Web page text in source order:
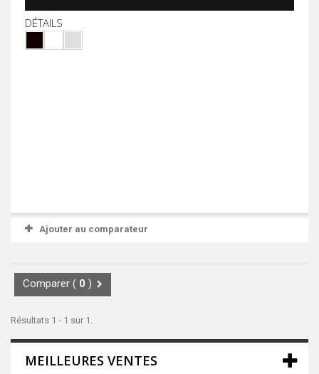
DÉTAILS
Ajouter au comparateur
Comparer ( 0 )
Résultats 1 - 1 sur 1.
MEILLEURES VENTES